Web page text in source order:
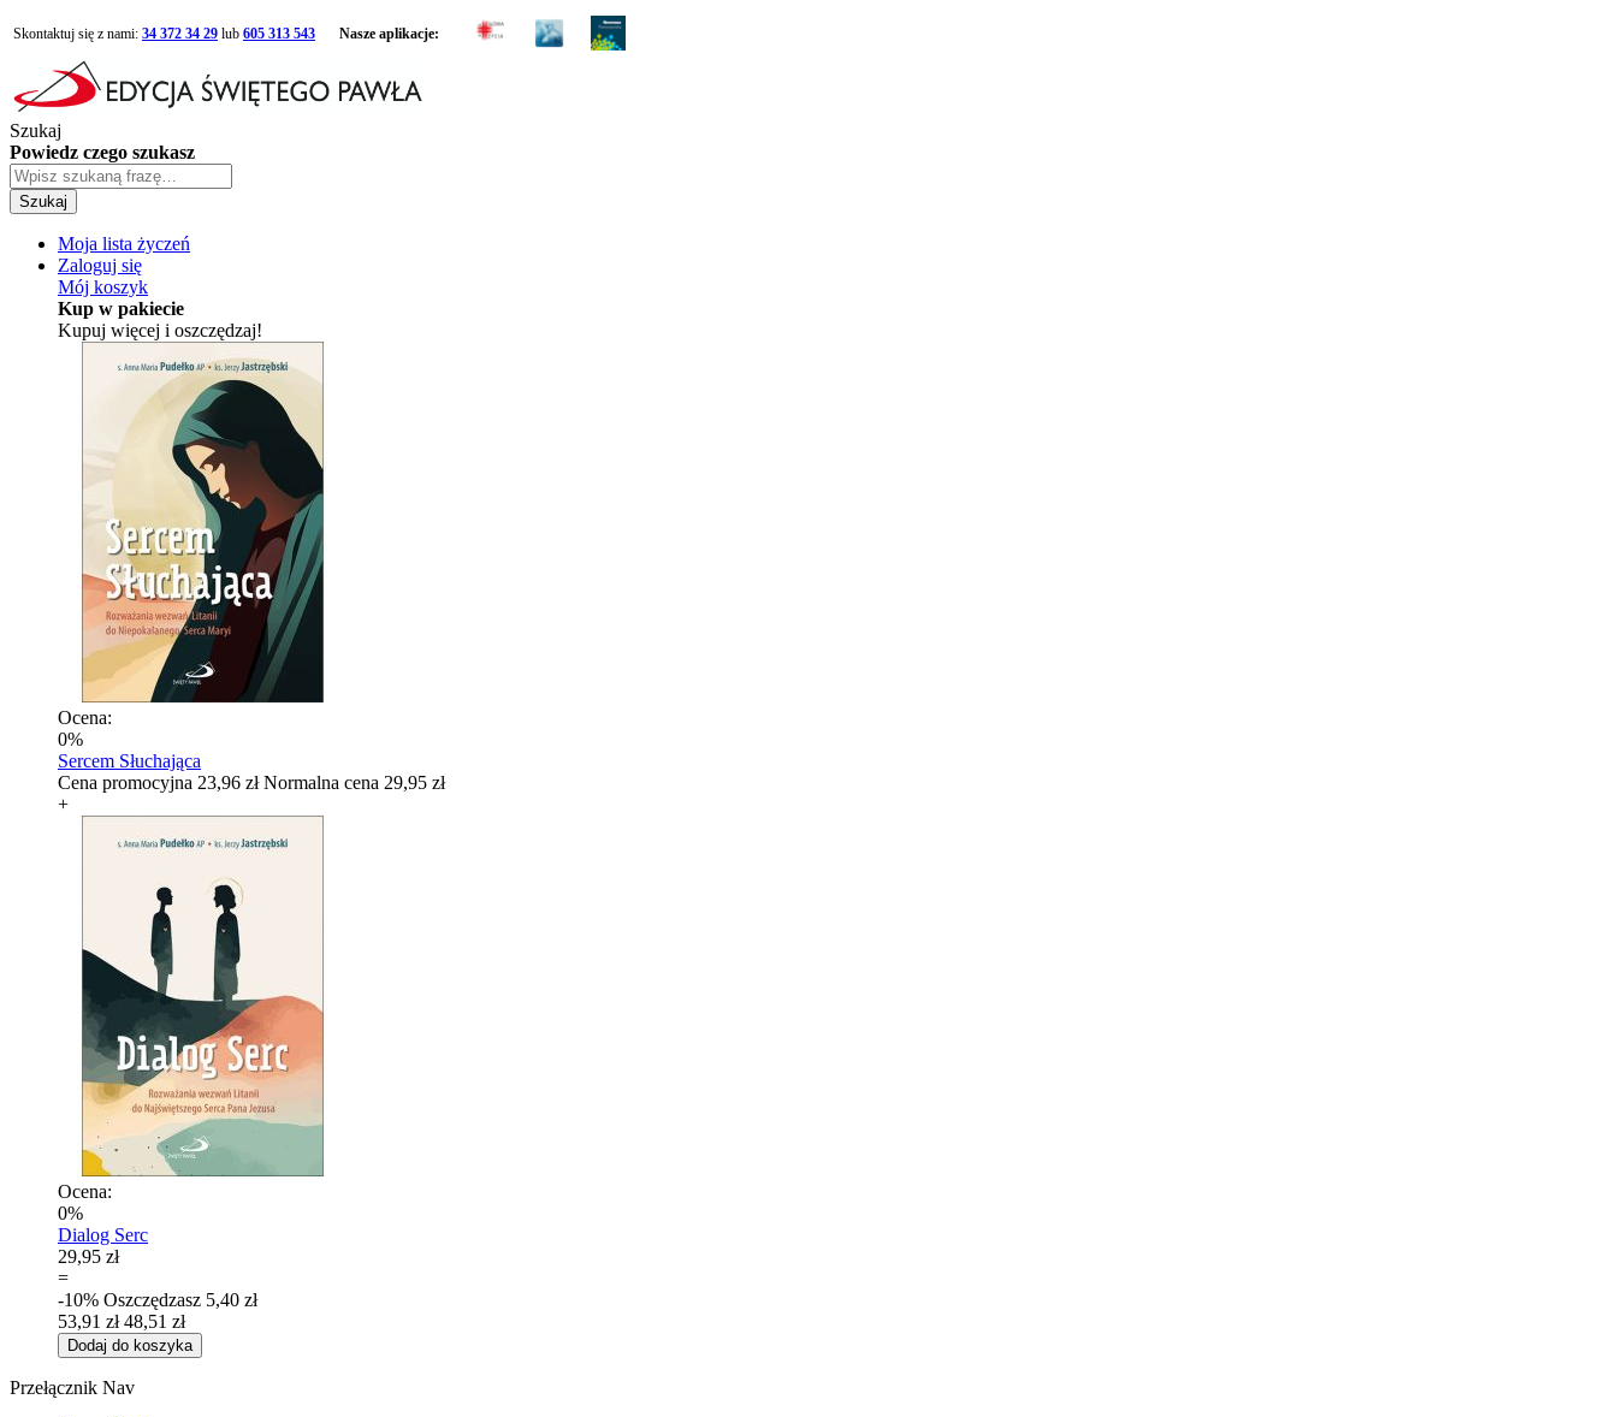
Skontaktuj się z nami: 34 372 34 29 lub 605 313 543 Nasze aplikacje:
Szukaj
Powiedz czego szukasz
Szukaj
Moja lista życzeń
Zaloguj się
Mój koszyk
Kup w pakiecie
Kupuj więcej i oszczędzaj!
Ocena:
0%
Sercem Słuchająca
Cena promocyjna 23,96 zł Normalna cena 29,95 zł
+
Ocena:
0%
Dialog Serc
29,95 zł
=
-10% Oszczędzasz 5,40 zł
53,91 zł 48,51 zł
Dodaj do koszyka
Przełącznik Nav